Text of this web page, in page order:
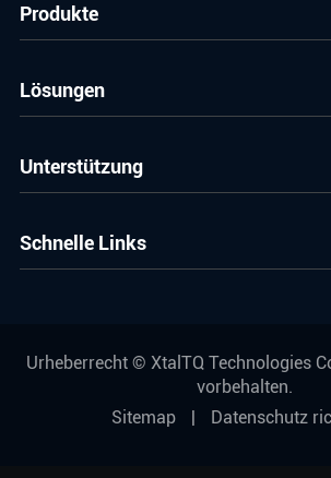
Produkte
Lösungen
Unterstützung
Schnelle Links
Urheberrecht © XtalTQ Technologies
vorbehalten.
Sitemap
| Datenschutz